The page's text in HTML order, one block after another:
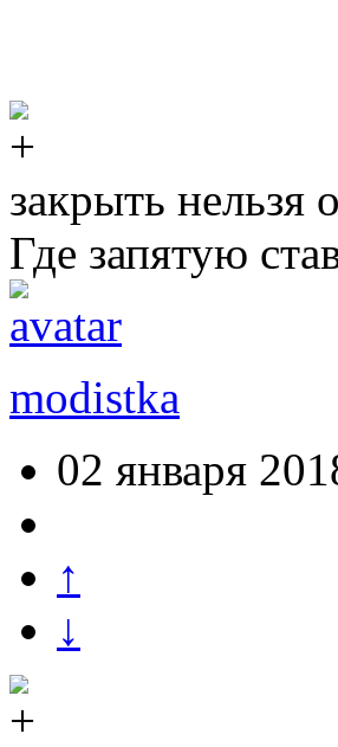
закрыть нельзя
Где запятую
modistka
02 января
↑
↓